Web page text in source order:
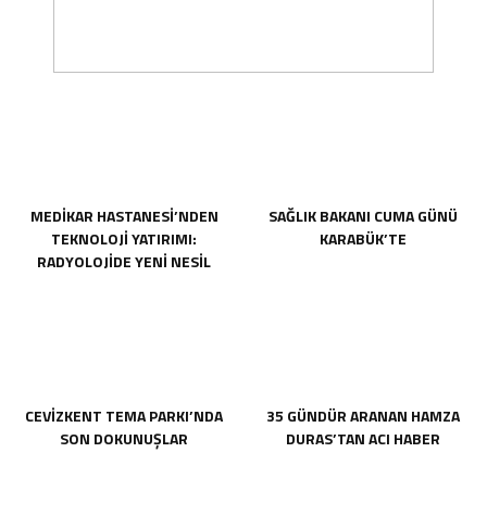
MEDİKAR HASTANESİ’NDEN
TEKNOLOJİ YATIRIMI:
RADYOLOJİDE YENİ NESİL
SAĞLIK BAKANI CUMA GÜNÜ
KARABÜK’TE
CEVİZKENT TEMA PARKI’NDA
SON DOKUNUŞLAR
35 GÜNDÜR ARANAN HAMZA
DURAS’TAN ACI HABER